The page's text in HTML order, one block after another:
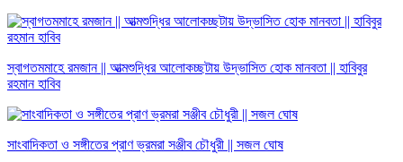
স্বাগতমমাহে রমজান || আত্মশুদ্ধির আলোকচ্ছটায় উদ্ভাসিত হোক মানবতা || হাবিবুর
রহমান হাবিব
সাংবাদিকতা ও সঙ্গীতের প্রাণ ভ্রমরা সঞ্জীব চৌধুরী || সজল ঘোষ